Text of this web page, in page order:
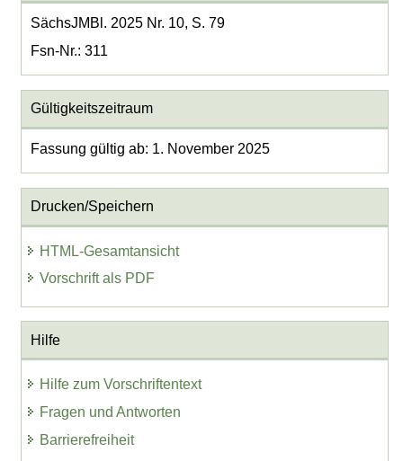
SächsJMBl. 2025 Nr. 10, S. 79
Fsn-Nr.: 311
Gültigkeitszeitraum
Fassung gültig ab: 1. November 2025
Drucken/Speichern
HTML-Gesamtansicht
Vorschrift als PDF
Hilfe
Hilfe zum Vorschriftentext
Fragen und Antworten
Barrierefreiheit